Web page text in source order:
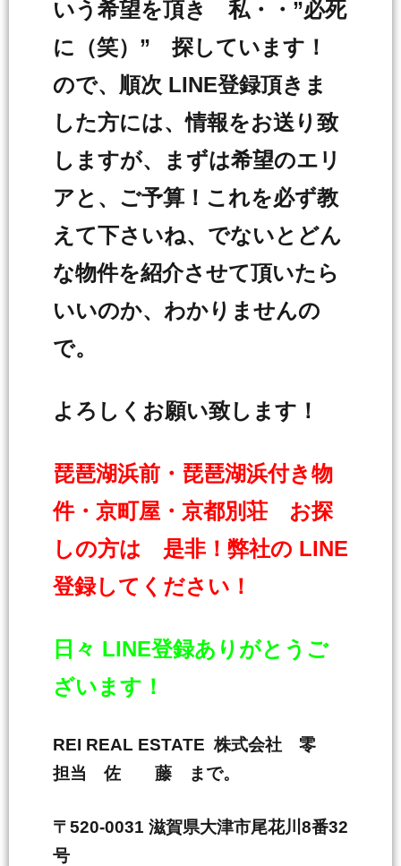
いう希望を頂き 私・・”必死
に（笑）” 探しています！
ので、順次 LINE登録頂きま
した方には、情報をお送り致
しますが、まずは希望のエリ
アと、ご予算！これを必ず教
えて下さいね、でないとどん
な物件を紹介させて頂いたら
いいのか、わかりませんの
で。
よろしくお願い致します！
琵琶湖浜前・琵琶湖浜付き物
件・京町屋・京都別荘 お探
しの方は 是非！弊社の LINE
登録してください！
日々 LINE登録ありがとうご
ざいます！
REI REAL ESTATE 株式会社 零
担当 佐 藤 まで。
〒520-0031 滋賀県大津市尾花川8番32
号